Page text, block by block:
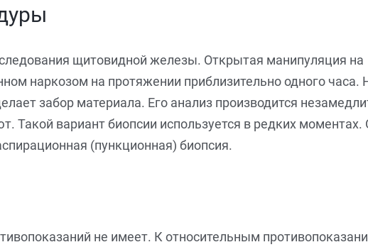
щитовидной железы. Открытая манипуляция на
наркозом на протяжении приблизительно одного часа.
забор материала. Его анализ производится
Такой вариант биопсии используется в редких
(пункционная) биопсия.
не имеет. К относительным